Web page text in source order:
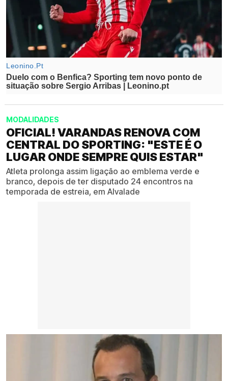
MODALIDADES
OFICIAL! VARANDAS RENOVA COM
CENTRAL DO SPORTING: "ESTE É O
LUGAR ONDE SEMPRE QUIS ESTAR"
Atleta prolonga assim ligação ao emblema verde e
branco, depois de ter disputado 24 encontros na
temporada de estreia, em Alvalade